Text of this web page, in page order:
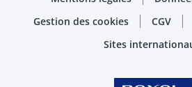
Gestion des cookies
CGV
Sites